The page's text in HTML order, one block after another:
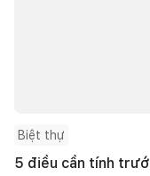
Biệt thự
5 điều cần tính